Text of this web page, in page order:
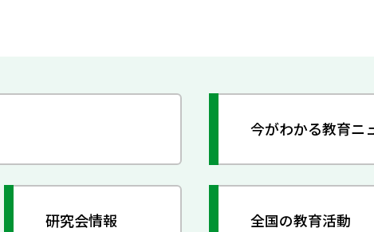
今がわかる教育ニ
研究会情報 全国の教育活動